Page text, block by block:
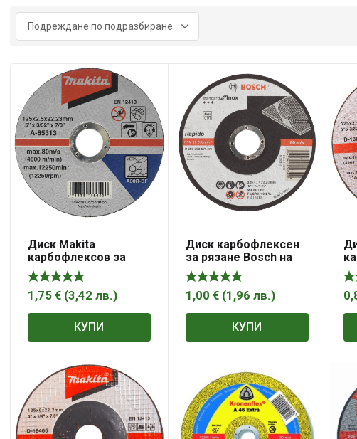
Диск Makita
карбофлексов за
рязане на метал
1,75 € (3,42 лв.)
КУПИ
Диск карбофлексен
за рязане Bosch на
неръждаема
стомана 125×22.23×1
мм, WA 60 T BF,
1,00 € (1,96 лв.)
КУПИ